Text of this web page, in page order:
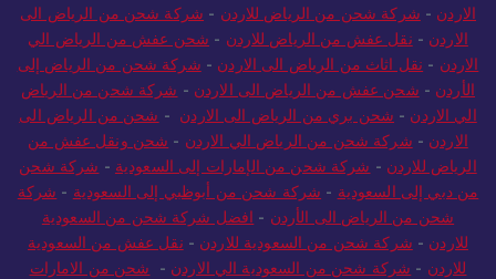
الاردن - شركة شحن من الرياض للاردن - شركة شحن من الرياض الى
الاردن - نقل عفش من الرياض للاردن - شحن عفش من الرياض الي
الاردن - نقل اثاث من الرياض الى الاردن - شركة شحن من الرياض إلى
الأردن - شحن عفش من الرياض الى الاردن - شركة شحن من الرياض
الي الاردن - شحن بري من الرياض الى الاردن - شحن من الرياض الى
الاردن - شركة شحن من الرياض الي الاردن - شحن ونقل عفش من
الرياض للاردن - شركة شحن من الإمارات إلى السعودية - شركة شحن
من دبي إلى السعودية - شركة شحن من أبوظبي إلى السعودية - شركة
شحن من الرياض الى الأردن - افضل شركة شحن من السعودية
للاردن - شركة شحن من السعودية للاردن - نقل عفش من السعودية
للاردن - شركة شحن من السعودية الي الاردن - شحن من الامارات